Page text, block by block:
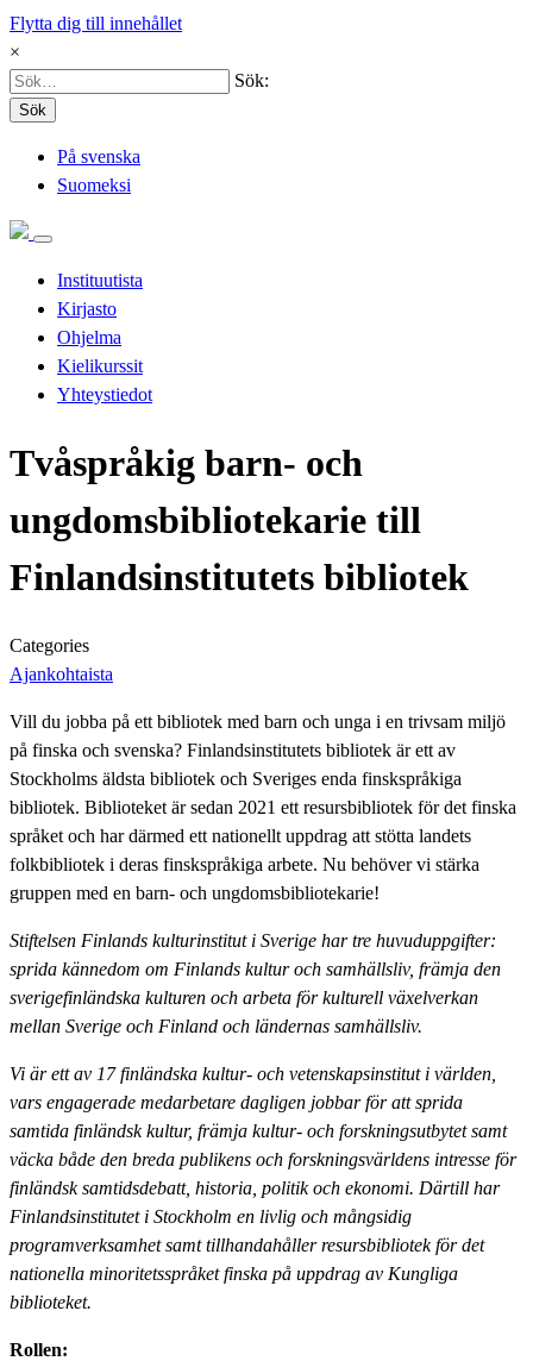
Flytta dig till innehållet
×
Sök:
Sök
På svenska
Suomeksi
Instituutista
Kirjasto
Ohjelma
Kielikurssit
Yhteystiedot
Tvåspråkig barn- och
ungdomsbibliotekarie till
Finlandsinstitutets bibliotek
Categories
Ajankohtaista
Vill du jobba på ett bibliotek med barn och unga i en trivsam miljö
på finska och svenska? Finlandsinstitutets bibliotek är ett av
Stockholms äldsta bibliotek och Sveriges enda finskspråkiga
bibliotek. Biblioteket är sedan 2021 ett resursbibliotek för det finska
språket och har därmed ett nationellt uppdrag att stötta landets
folkbibliotek i deras finskspråkiga arbete. Nu behöver vi stärka
gruppen med en barn- och ungdomsbibliotekarie!
Stiftelsen Finlands kulturinstitut i Sverige har tre huvuduppgifter:
sprida kännedom om Finlands kultur och samhällsliv, främja den
sverigefinländska kulturen och arbeta för kulturell växelverkan
mellan Sverige och Finland och ländernas samhällsliv.
Vi är ett av 17 finländska kultur- och vetenskapsinstitut i världen,
vars engagerade medarbetare dagligen jobbar för att sprida
samtida finländsk kultur, främja kultur- och forskningsutbytet samt
väcka både den breda publikens och forskningsvärldens intresse för
finländsk samtidsdebatt, historia, politik och ekonomi. Därtill har
Finlandsinstitutet i Stockholm en livlig och mångsidig
programverksamhet samt tillhandahåller resursbibliotek för det
nationella minoritetsspråket finska på uppdrag av Kungliga
biblioteket.
Rollen: